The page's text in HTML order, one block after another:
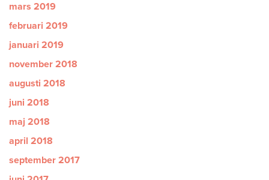
mars 2019
februari 2019
januari 2019
november 2018
augusti 2018
juni 2018
maj 2018
april 2018
september 2017